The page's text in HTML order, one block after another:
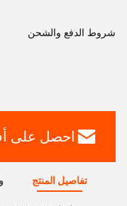
شروط الدفع والشحن
احصل على
تفاصيل المنتج